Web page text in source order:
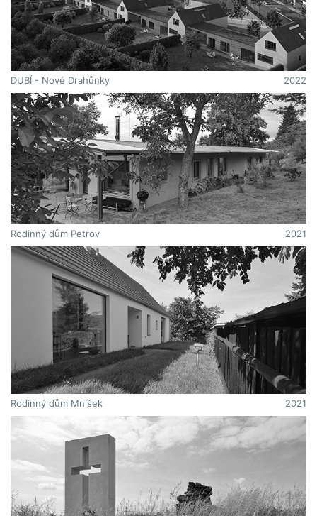
DUBÍ - Nové Drahůnky 2022
Rodinný dům Petrov 2021
Rodinný dům Mníšek 2021